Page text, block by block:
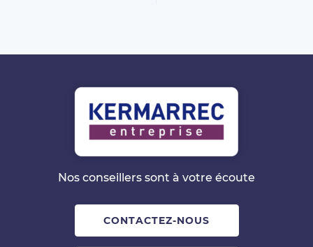
Nos conseillers sont à votre écoute
CONTACTEZ-NOUS